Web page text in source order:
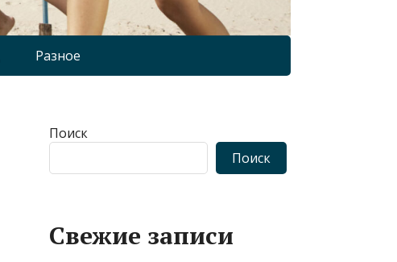
Разное
Поиск
Поиск
Свежие записи